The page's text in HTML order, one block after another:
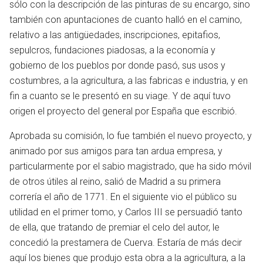
sólo con la descripción de las pinturas de su encargo, sino
también con apuntaciones de cuanto halló en el camino,
relativo a las antigüedades, inscripciones, epitafios,
sepulcros, fundaciones piadosas, a la economía y
gobierno de los pueblos por donde pasó, sus usos y
costumbres, a la agricultura, a las fabricas e industria, y en
fin a cuanto se le presentó en su viage. Y de aquí tuvo
origen el proyecto del general por España que escribió.
Aprobada su comisión, lo fue también el nuevo proyecto, y
animado por sus amigos para tan ardua empresa, y
particularmente por el sabio magistrado, que ha sido móvil
de otros útiles al reino, salió de Madrid a su primera
correría el año de 1771. En el siguiente vio el público su
utilidad en el primer tomo, y Carlos III se persuadió tanto
de ella, que tratando de premiar el celo del autor, le
concedió la prestamera de Cuerva. Estaría de más decir
aquí los bienes que produjo esta obra a la agricultura, a la